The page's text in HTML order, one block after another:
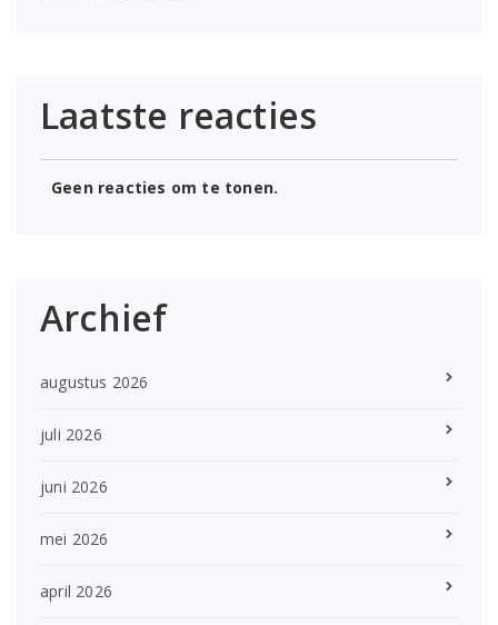
Laatste reacties
Geen reacties om te tonen.
Archief
augustus 2026
juli 2026
juni 2026
mei 2026
april 2026